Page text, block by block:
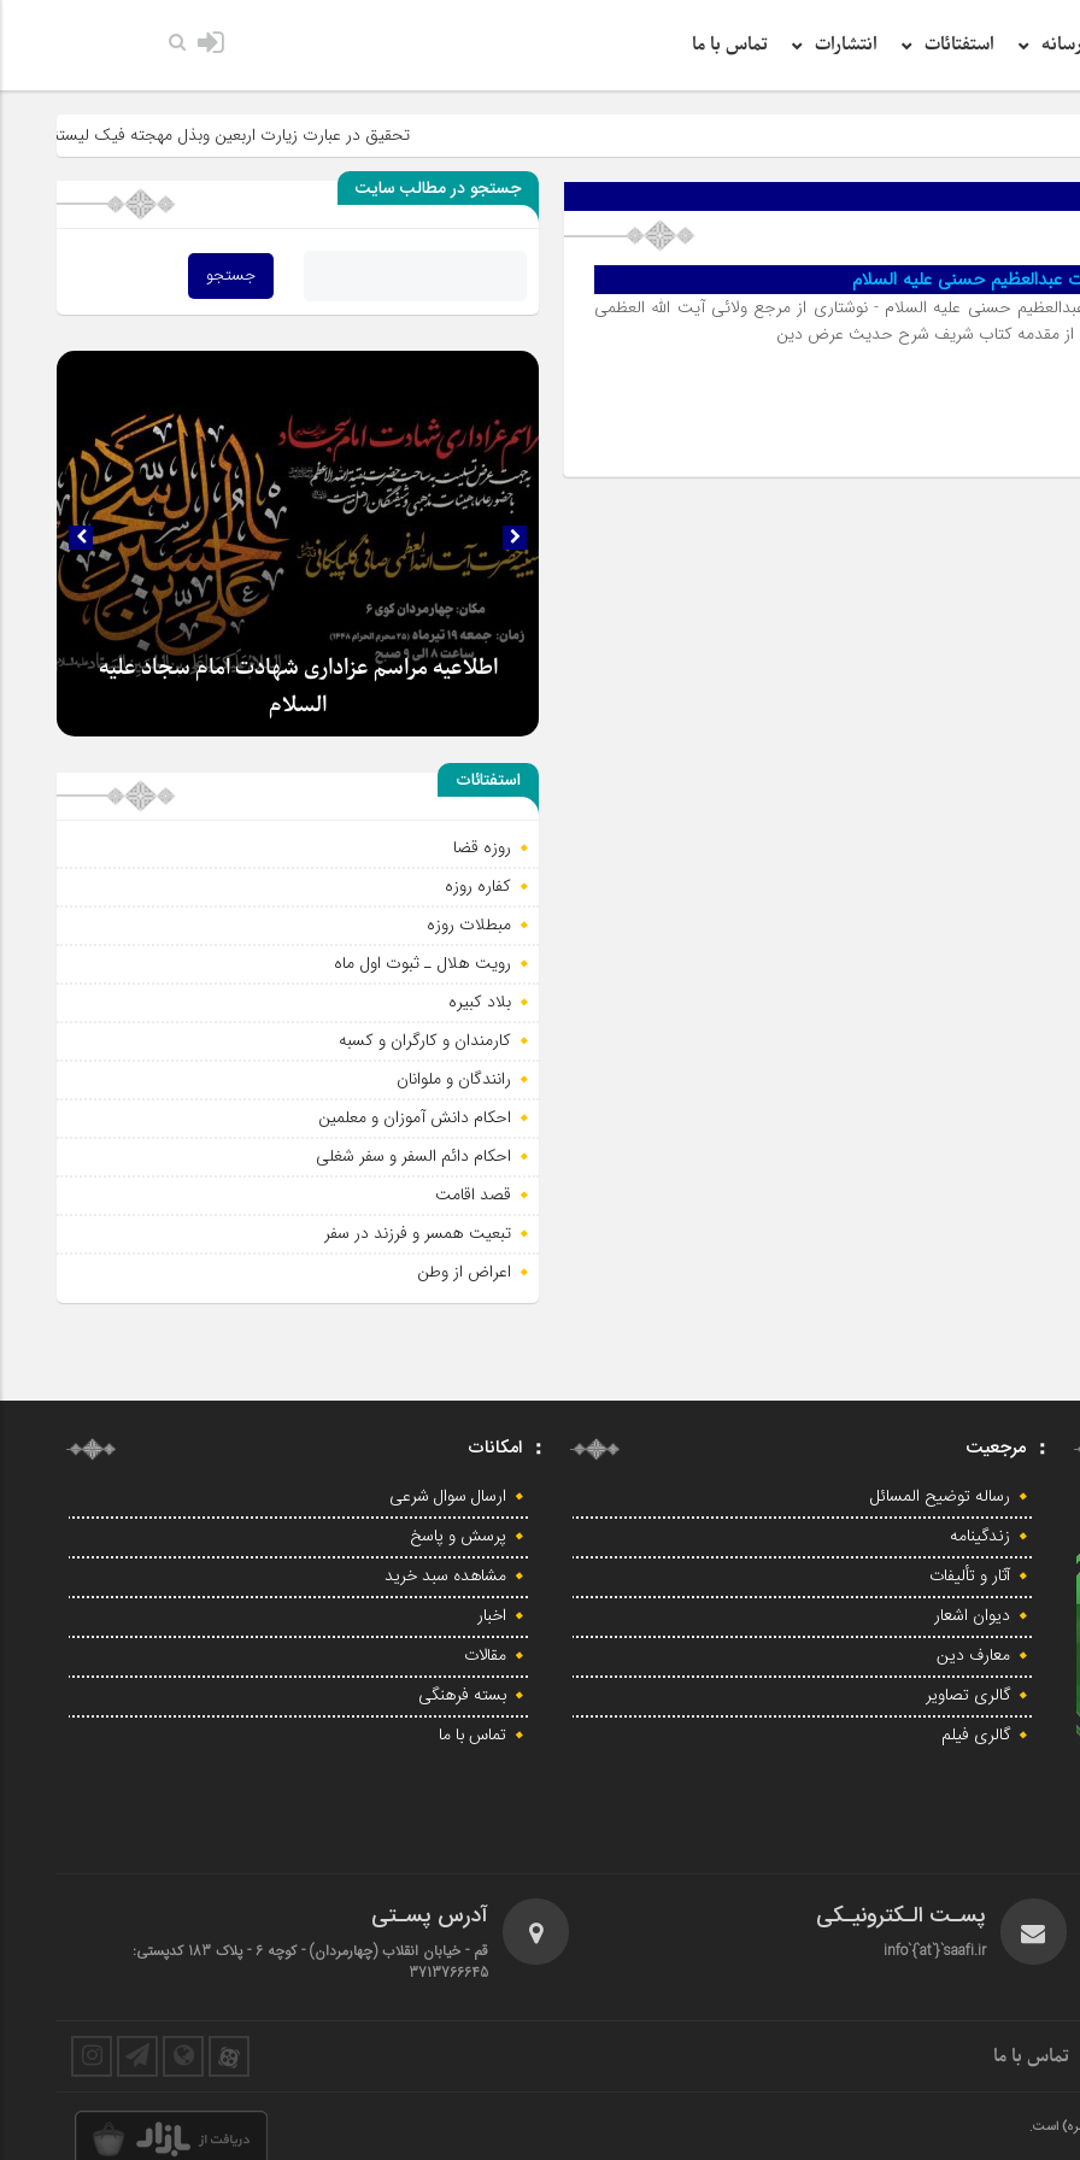
استفتائات انتشارات تماس با ما
تحقیق در عبارت زیارت اربعین وبذل مهجته فیک لیستنقذ عبادک من
حسنی علیه السلام
حسنی علیه السلام - نوشتاری از مرجع ولائی آیت الله العظمی
از مقدمه کتاب شریف شرح حدیث عرض دین
جستجو در مطالب سایت
اطلاعیه مراسم عزاداری شهادت امام سجاد علیه
السلام
استفتائات
روزه قضا
کفاره روزه
مبطلات روزه
رویت هلال ـ ثبوت اول ماه
بلاد کبیره
کارمندان و کارگران و کسبه
رانندگان و ملوانان
احکام دانش آموزان و معلمین
احکام دائم السفر و سفر شغلی
قصد اقامت
تبعیت همسر و فرزند در سفر
اعراض از وطن
مرجعیت
رساله توضیح المسائل
زندگینامه
آثار و تألیفات
دیوان اشعار
معارف دین
گالری تصاویر
گالری فیلم
امکانات
ارسال سوال شرعی
پرسش و پاسخ
مشاهده سبد خرید
اخبار
مقالات
بسته فرهنگی
تماس با ما
پسـت الـکترونیـکی
info`{`at`}`saafi.ir
آدرس پسـتی
قم - خیابان انقلاب (چهارمردان)‌ - کوچه 6 - پلاک 183 کدپستی:
3713766645
تماس با ما
است.